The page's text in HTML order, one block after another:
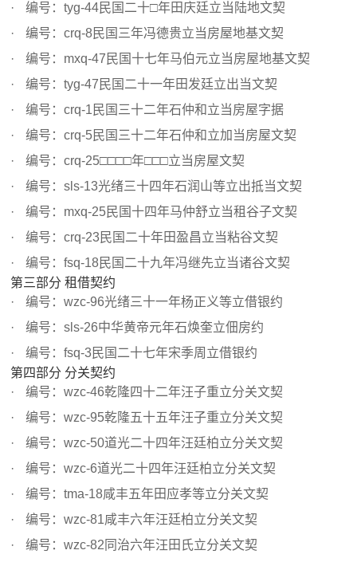
编号：tyg-44民国二十□年田庆廷立当陆地文契
编号：crq-8民国三年冯德贵立当房屋地基文契
编号：mxq-47民国十七年马伯元立当房屋地基文契
编号：tyg-47民国二十一年田发廷立出当文契
编号：crq-1民国三十二年石仲和立当房屋字据
编号：crq-5民国三十二年石仲和立加当房屋文契
编号：crq-25□□□□年□□□立当房屋文契
编号：sls-13光绪三十四年石润山等立出抵当文契
编号：mxq-25民国十四年马仲舒立当租谷子文契
编号：crq-23民国二十年田盈昌立当粘谷文契
编号：fsq-18民国二十九年冯继先立当诸谷文契
第三部分 租借契约
编号：wzc-96光绪三十一年杨正义等立借银约
编号：sls-26中华黄帝元年石焕奎立佃房约
编号：fsq-3民国二十七年宋季周立借银约
第四部分 分关契约
编号：wzc-46乾隆四十二年汪子重立分关文契
编号：wzc-95乾隆五十五年汪子重立分关文契
编号：wzc-50道光二十四年汪廷柏立分关文契
编号：wzc-6道光二十四年汪廷柏立分关文契
编号：tma-18咸丰五年田应孝等立分关文契
编号：wzc-81咸丰六年汪廷柏立分关文契
编号：wzc-82同治六年汪田氏立分关文契